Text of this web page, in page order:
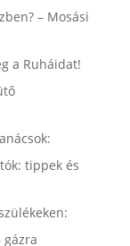
– Mosási
a Ruháidat!
tippek és
gázra